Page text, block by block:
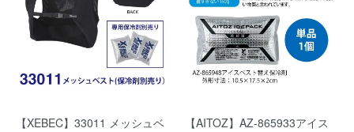
【XEBEC】33011 メッシュベ
【AITOZ】AZ-865933アイス